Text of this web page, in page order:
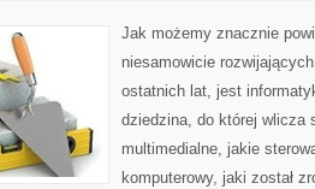
Jak możemy znacznie
niesamowicie
ostatnich lat, jest
dziedzina, do której wlicza
multimedialne, jakie
komputerowy, jaki został